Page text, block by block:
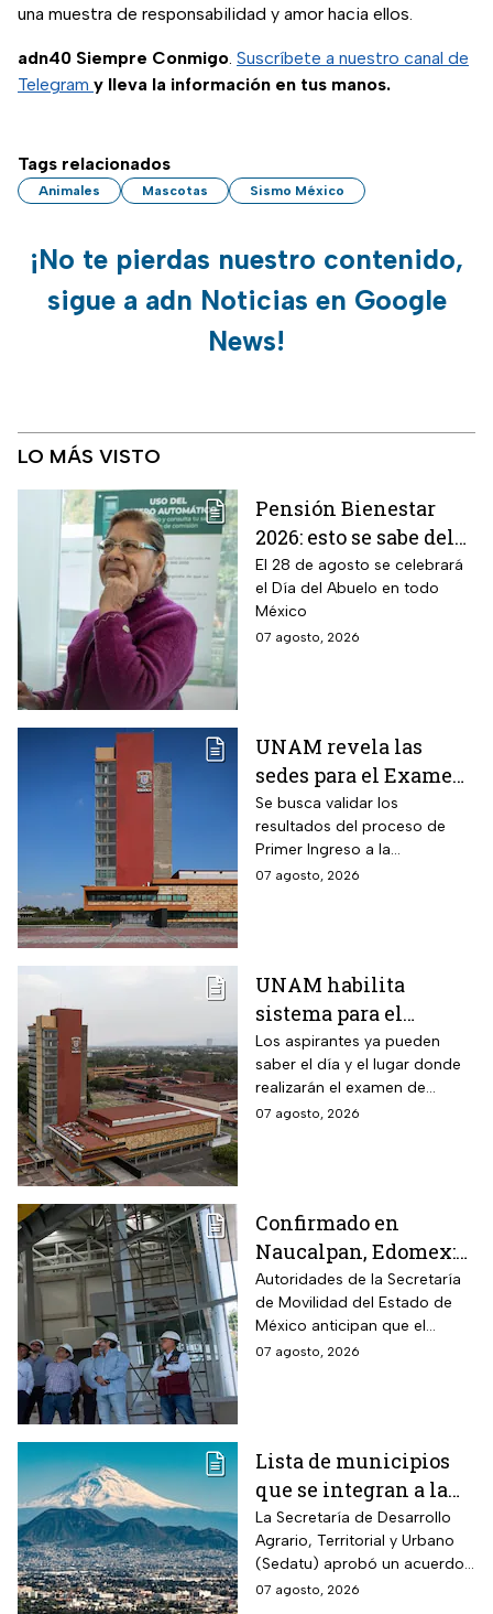
una muestra de responsabilidad y amor hacia ellos.
adn40 Siempre Conmigo. Suscríbete a nuestro canal de
Telegram y lleva la información en tus manos.
Tags relacionados
Animales Mascotas Sismo México
¡No te pierdas nuestro contenido,
sigue a adn Noticias en Google
News!
LO MÁS VISTO
Pensión Bienestar
2026: esto se sabe del
pago por el Día del
Abuelo en agosto
El 28 de agosto se celebrará
el Día del Abuelo en todo
México
07 agosto, 2026
UNAM revela las
sedes para el Examen
de control 2026;
consulta dónde será
Se busca validar los
resultados del proceso de
Primer Ingreso a la
Licenciatura luego de
07 agosto, 2026
UNAM habilita
sistema para el
examen de control: así
puedes consultar
fecha, hora y sede
Los aspirantes ya pueden
saber el día y el lugar donde
realizarán el examen de
control de forma presencial
07 agosto, 2026
Confirmado en
Naucalpan, Edomex:
la Línea 3 del
Mexicable llega al
71,4% de avance y
anuncian cuándo
Autoridades de la Secretaría
de Movilidad del Estado de
México anticipan que el
transporte teleférico reducirá
07 agosto, 2026
Lista de municipios
que se integran a la
Zona Metropolitana
del Valle de México
La Secretaría de Desarrollo
Agrario, Territorial y Urbano
(Sedatu) aprobó un acuerdo
para que se integren más
07 agosto, 2026